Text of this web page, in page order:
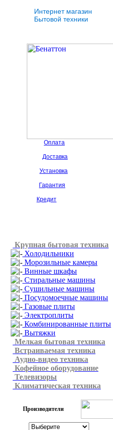
Интернет магазин
Бытовой техники
Оплата
Доставка
Установка
Гарантия
Кредит
Крупная бытовая техника
Холодильники
Морозильные камеры
Винные шкафы
Стиральные машины
Сушильные машины
Посудомоечные машины
Газовые плиты
Электроплиты
Комбинированные плиты
Вытяжки
Мелкая бытовая техника
Встраиваемая техника
Аудио-видео техника
Кофейное оборудование
Телевизоры
Климатическая техника
Производители